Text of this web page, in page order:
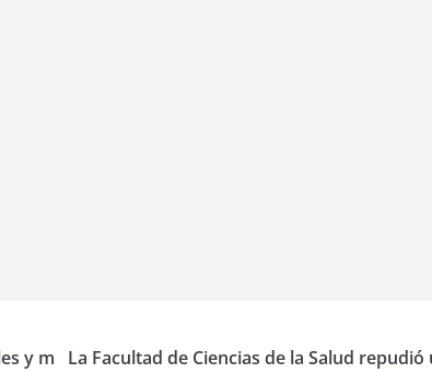
y m
La Facultad de Ciencias de la Salud repudió